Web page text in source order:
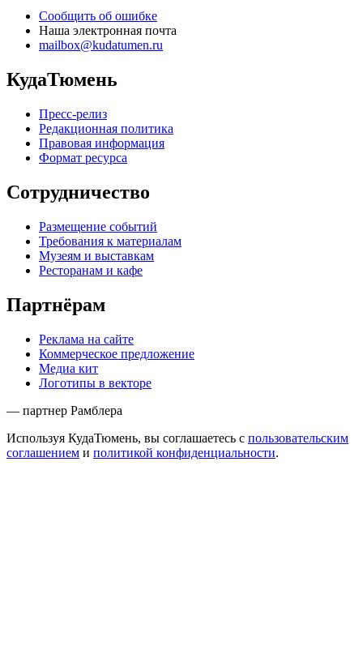
Сообщить об ошибке
Наша электронная почта
mailbox@kudatumen.ru
КудаТюмень
Пресс-релиз
Редакционная политика
Правовая информация
Формат ресурса
Сотрудничество
Размещение событий
Требования к материалам
Музеям и выставкам
Ресторанам и кафе
Партнёрам
Реклама на сайте
Коммерческое предложение
Медиа кит
Логотипы в векторе
— партнер Рамблера
Используя КудаТюмень, вы соглашаетесь с пользовательским
соглашением и политикой конфиденциальности.